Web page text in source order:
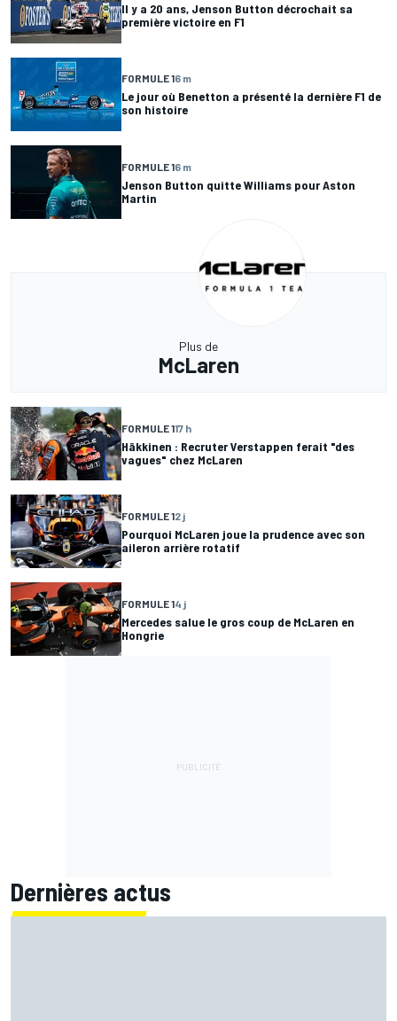
Il y a 20 ans, Jenson Button décrochait sa
première victoire en F1
FORMULE 16 m
Le jour où Benetton a présenté la dernière F1 de
son histoire
FORMULE 16 m
Jenson Button quitte Williams pour Aston
Martin
Plus de
McLaren
FORMULE 117 h
Häkkinen : Recruter Verstappen ferait "des
vagues" chez McLaren
FORMULE 12 j
Pourquoi McLaren joue la prudence avec son
aileron arrière rotatif
FORMULE 14 j
Mercedes salue le gros coup de McLaren en
Hongrie
Dernières actus